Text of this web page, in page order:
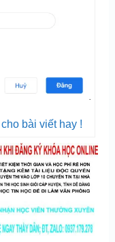
bài viết hay !